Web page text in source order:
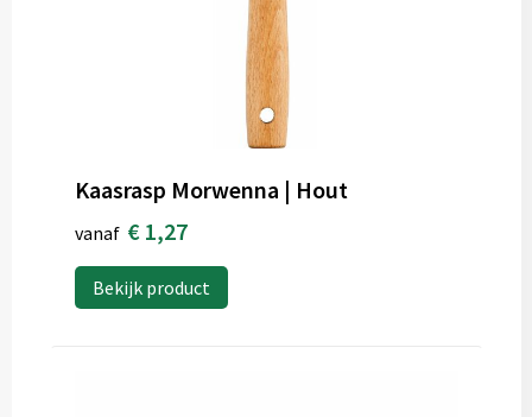
Kaasrasp Morwenna | Hout
vanaf € 1,27
Bekijk product